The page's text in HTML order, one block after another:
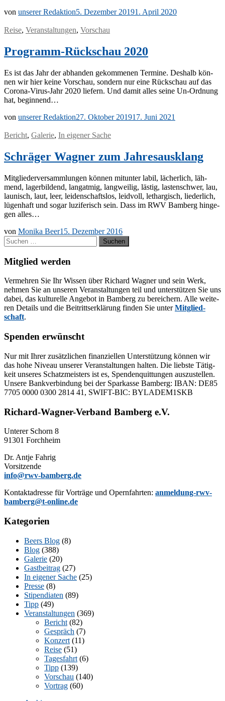
von unserer Redaktion5. Dezember 20191. April 2020
Reise, Veranstaltungen, Vorschau
Programm-Rückschau 2020
Es ist das Jahr der ab­han­den ge­kom­me­nen Ter­mi­ne. Des­halb kön­
nen wir hier kei­ne Vor­schau, son­dern nur eine Rück­schau auf das
Co­ro­­na-Vi­rus-Jahr 2020 lie­fern. Und da­mit al­les sei­ne Un-Or­d­­nung
hat, beginnend…
von unserer Redaktion27. Oktober 201917. Juni 2021
Bericht, Galerie, In eigener Sache
Schräger Wagner zum Jahresausklang
Mit­glie­der­ver­samm­lun­gen kön­nen mit­un­ter la­bil, lä­cher­lich, läh­
mend, la­ger­bil­dend, lang­at­mig, lang­wei­lig, läs­tig, las­ten­schwer, lau,
lau­nisch, laut, leer, lei­den­schafts­los, leid­voll, le­thar­gisch, lie­der­lich,
lü­gen­haft und so­gar lu­zi­fe­risch sein. Dass im RWV Bam­berg hin­ge­
gen alles…
von Monika Beer15. Dezember 2016
Suchen
nach:
Mitglied werden
Ver­meh­ren Sie Ihr Wis­sen über Ri­chard Wag­ner und sein Werk,
neh­men Sie an un­se­ren Ver­an­stal­tun­gen teil und un­ter­stüt­zen Sie uns
da­bei, das kul­tu­rel­le An­ge­bot in Bam­berg zu be­rei­chern. Alle wei­te­
ren De­tails und die Bei­tritts­er­klä­rung fin­den Sie un­terMit­glied­
schaft.
Spenden erwünscht
Nur mit Ih­rer zu­sätz­li­chen fi­nan­zi­el­len Un­ter­stüt­zung kön­nen wir
das hohe Ni­veau un­se­rer Ver­an­stal­tun­gen hal­ten. Die liebs­te Tä­tig­
keit un­se­res Schatz­meis­ters ist es, Spen­den­quit­tun­gen aus­zu­stel­len.
Un­se­re Bank­ver­bin­dung bei der Spar­kas­se Bam­berg: IBAN: DE85
7705 0000 0300 2814 41, SWIFT-BIC: BYLADEM1SKB
Richard-Wagner-Verband Bamberg e.V.
Un­te­rer Schorn 8
91301 Forchheim
Dr. Ant­je Fahrig
Vorsitzende
info@rwv-bamberg.de
Kon­takt­adres­se für Vor­trä­ge und Opern­fahr­ten: anmeldung-rwv-
bamberg@t-online.de
Kategorien
Beers Blog (8)
Blog (388)
Galerie (20)
Gastbeitrag (27)
In eigener Sache (25)
Presse (8)
Stipendiaten (89)
Tipp (49)
Veranstaltungen (369)
Bericht (82)
Gespräch (7)
Konzert (11)
Reise (51)
Tagesfahrt (6)
Tipp (139)
Vorschau (140)
Vortrag (60)